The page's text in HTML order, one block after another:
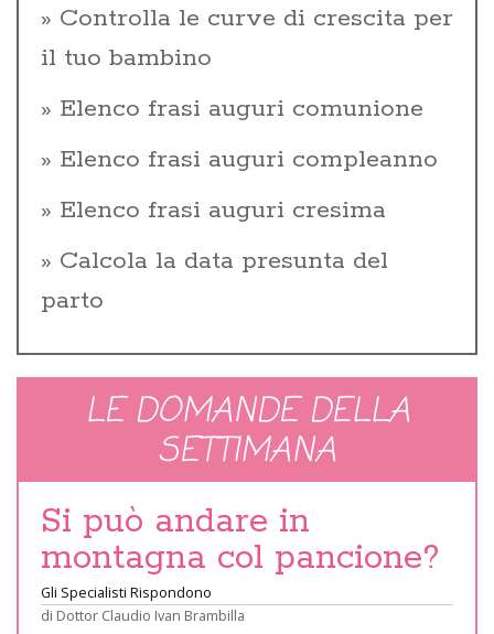
Controlla le curve di crescita per
il tuo bambino
Elenco frasi auguri comunione
Elenco frasi auguri compleanno
Elenco frasi auguri cresima
Calcola la data presunta del
parto
LE DOMANDE DELLA
SETTIMANA
Si può andare in
montagna col pancione?
Gli Specialisti Rispondono
di Dottor Claudio Ivan Brambilla